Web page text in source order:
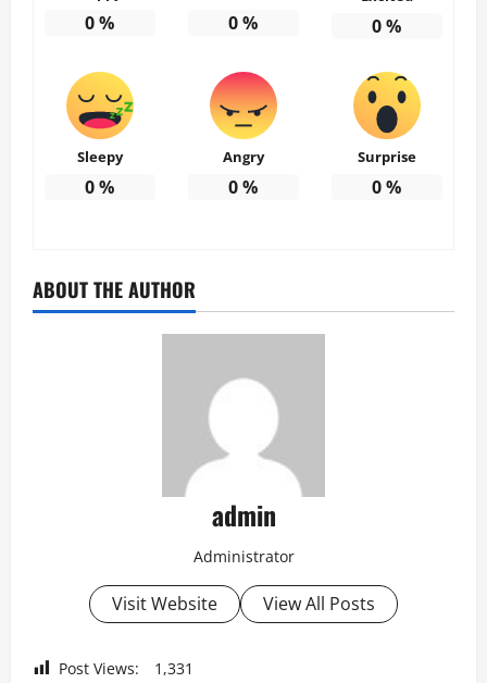
0% 0% 0%
Sleepy
0%
Angry
0%
Surprise
0%
ABOUT THE AUTHOR
admin
Administrator
Visit Website View All Posts
Post Views: 1,331